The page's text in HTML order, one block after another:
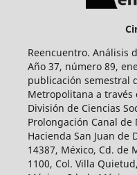
Reencuentro. Análisis
Año 37, número 89,
publicación semestral
Metropolitana a través
División de Ciencias
Prolongación Canal de
Hacienda San Juan de
14387, México, Cd. de
1100, Col. Villa